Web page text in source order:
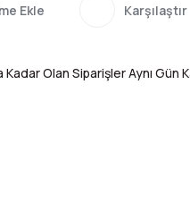
Karşılaştır
Kadar Olan Siparişler Aynı Gün